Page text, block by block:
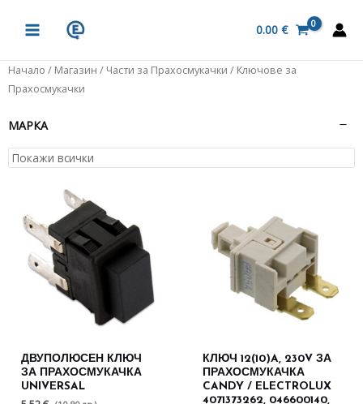
MENU
0.00 €
Начало / Магазин / Части за Прахосмукачки / Ключове за
Прахосмукачки
МАРКА
ДВУПОЛЮСЕН КЛЮЧ
ЗА ПРАХОСМУКАЧКА
UNIVERSAL
КЛЮЧ 12(10)A, 230V ЗА
ПРАХОСМУКАЧКА
CANDY / ELECTROLUX
4071373262, 046600140,